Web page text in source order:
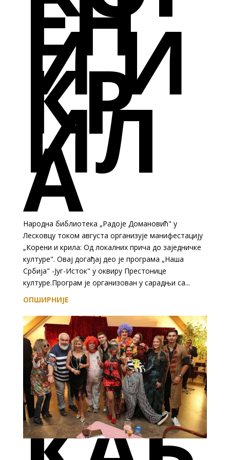
И И
КР
ИЛ
А
Народна библиотека „Радоје Домановић" у
Лесковцу током августа организује манифестацију
„Корени и крила: Од локалних прича до заједничке
културе". Овај догађај део је програма „Наша
Србијa" -Југ-Исток" у оквиру Престонице
културе.Програм је организован у сарадњи са...
ОПШИРНИЈЕ